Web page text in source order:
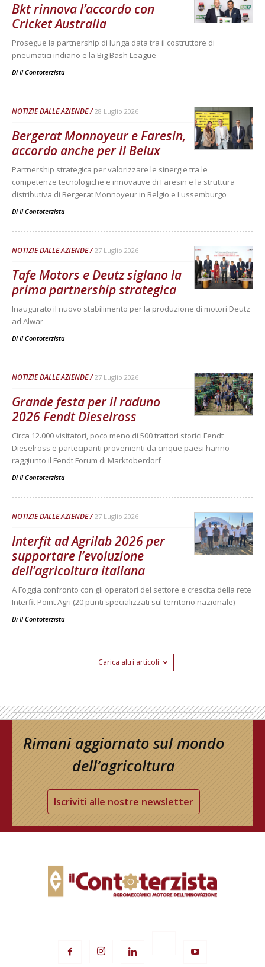
Bkt rinnova l’accordo con
Cricket Australia
Prosegue la partnership di lunga data tra il costruttore di
pneumatici indiano e la Big Bash League
Di Il Contoterzista
NOTIZIE DALLE AZIENDE 28 Luglio 2026
Bergerat Monnoyeur e Faresin,
accordo anche per il Belux
Partnership strategica per valorizzare le sinergie tra le
competenze tecnologiche e innovative di Faresin e la struttura
distributiva di Bergerat Monnoyeur in Belgio e Lussemburgo
Di Il Contoterzista
NOTIZIE DALLE AZIENDE 27 Luglio 2026
Tafe Motors e Deutz siglano la
prima partnership strategica
Inaugurato il nuovo stabilimento per la produzione di motori Deutz
ad Alwar
Di Il Contoterzista
NOTIZIE DALLE AZIENDE 27 Luglio 2026
Grande festa per il raduno
2026 Fendt Dieselross
Circa 12.000 visitatori, poco meno di 500 trattori storici Fendt
Dieselross e partecipanti provenienti da cinque paesi hanno
raggiunto il Fendt Forum di Marktoberdorf
Di Il Contoterzista
NOTIZIE DALLE AZIENDE 27 Luglio 2026
Interfit ad Agrilab 2026 per
supportare l’evoluzione
dell’agricoltura italiana
A Foggia confronto con gli operatori del settore e crescita della rete
Interfit Point Agri (20 punti specializzati sul territorio nazionale)
Di Il Contoterzista
Carica altri articoli
Rimani aggiornato sul mondo
dell’agricoltura
Iscriviti alle nostre newsletter